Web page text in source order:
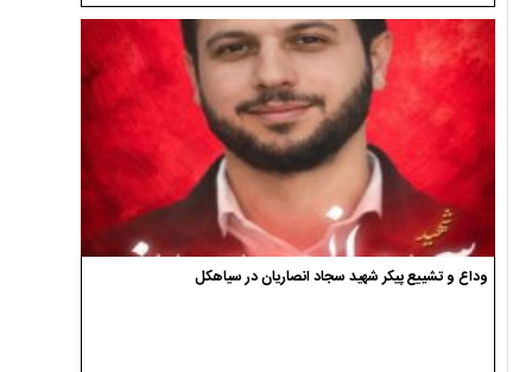
وداع و تشییع پیکر شهید سجاد انصاریان در سیاهکل